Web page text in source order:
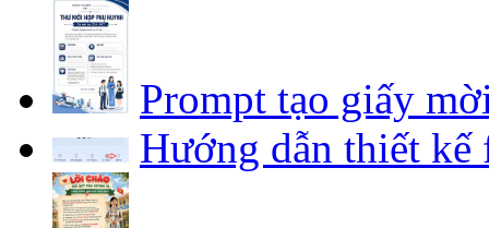
Prompt tạo giấy
Hướng dẫn thiết